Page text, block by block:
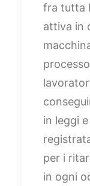
fra tutta
attiva in
in leggi
per i
in ogni